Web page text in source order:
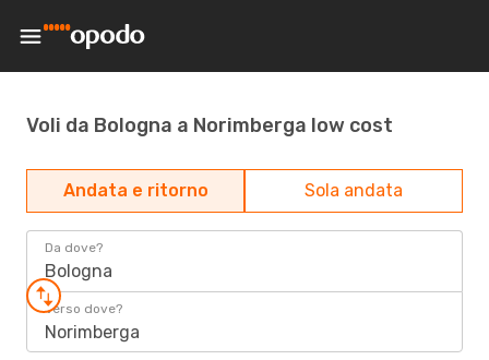
Voli da Bologna a Norimberga low cost
Andata e ritorno Sola andata
Da dove?
Bologna
Verso dove?
Norimberga